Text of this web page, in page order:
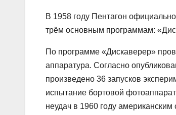
В 1958 году Пентагон
трём основным программам:
По программе «Дискаверер»
аппаратура. Согласно
произведено 36 запусков
испытание бортовой
неудач в 1960 году